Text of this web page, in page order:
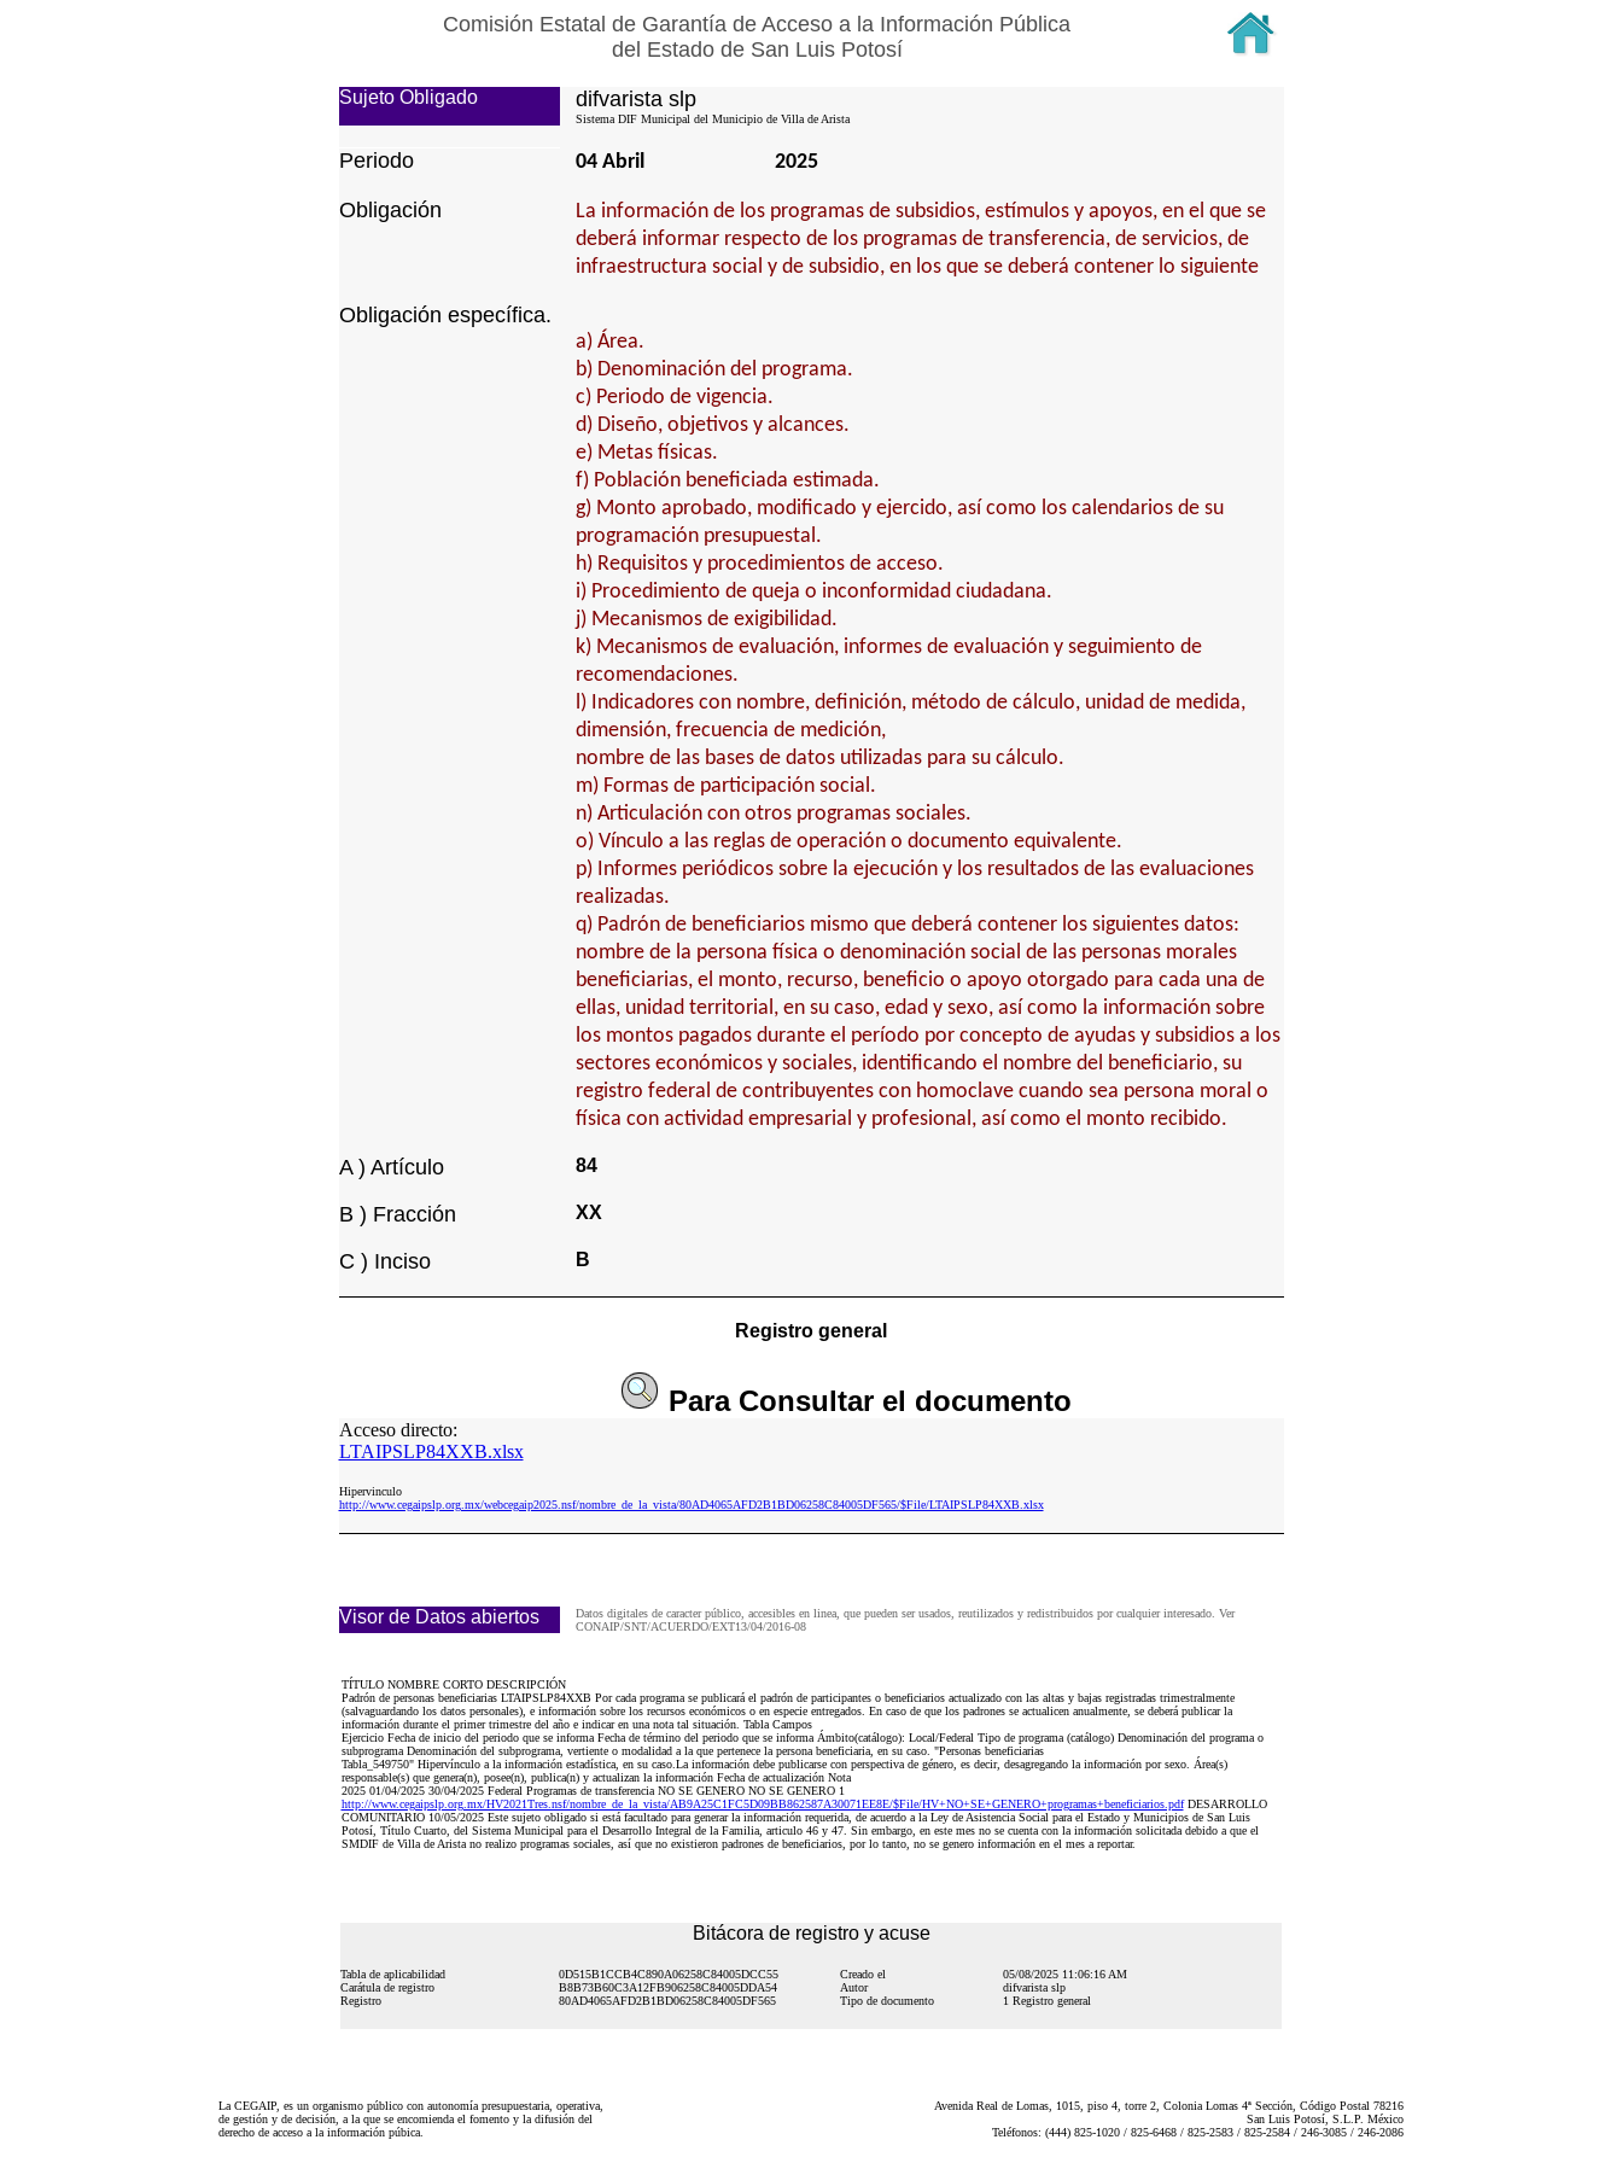
Comisión Estatal de Garantía de Acceso a la Información Pública
del Estado de San Luis Potosí
Sujeto Obligado difvarista slp
Sistema DIF Municipal del Municipio de Villa de Arista
Periodo 04 Abril 2025
Obligación
La información de los programas de subsidios, estímulos y apoyos, en el que se
deberá informar respecto de los programas de transferencia, de servicios, de
infraestructura social y de subsidio, en los que se deberá contener lo siguiente
Obligación específica.
a) Área.
b) Denominación del programa.
c) Periodo de vigencia.
d) Diseño, objetivos y alcances.
e) Metas físicas.
f) Población beneficiada estimada.
g) Monto aprobado, modificado y ejercido, así como los calendarios de su
programación presupuestal.
h) Requisitos y procedimientos de acceso.
i) Procedimiento de queja o inconformidad ciudadana.
j) Mecanismos de exigibilidad.
k) Mecanismos de evaluación, informes de evaluación y seguimiento de
recomendaciones.
l) Indicadores con nombre, definición, método de cálculo, unidad de medida,
dimensión, frecuencia de medición,
nombre de las bases de datos utilizadas para su cálculo.
m) Formas de participación social.
n) Articulación con otros programas sociales.
o) Vínculo a las reglas de operación o documento equivalente.
p) Informes periódicos sobre la ejecución y los resultados de las evaluaciones
realizadas.
q) Padrón de beneficiarios mismo que deberá contener los siguientes datos:
nombre de la persona física o denominación social de las personas morales
beneficiarias, el monto, recurso, beneficio o apoyo otorgado para cada una de
ellas, unidad territorial, en su caso, edad y sexo, así como la información sobre
los montos pagados durante el período por concepto de ayudas y subsidios a los
sectores económicos y sociales, identificando el nombre del beneficiario, su
registro federal de contribuyentes con homoclave cuando sea persona moral o
física con actividad empresarial y profesional, así como el monto recibido.
A ) Artículo 84
B ) Fracción XX
C ) Inciso B
Registro general
Para Consultarel documento
Acceso directo:
LTAIPSLP84XXB.xlsx
Hipervinculo
http://www.cegaipslp.org.mx/webcegaip2025.nsf/nombre_de_la_vista/80AD4065AFD2B1BD06258C84005DF565/$File/LTAIPSLP84XXB.xlsx
Visor de Datos abiertos
Datos digitales de caracter público, accesibles en linea, que pueden ser usados, reutilizados y redistribuidos por cualquier interesado. Ver
CONAIP/SNT/ACUERDO/EXT13/04/2016-08
TÍTULO NOMBRE CORTO DESCRIPCIÓN
Padrón de personas beneficiarias LTAIPSLP84XXB Por cada programa se publicará el padrón de participantes o beneficiarios actualizado con las altas y bajas registradas trimestralmente
(salvaguardando los datos personales), e información sobre los recursos económicos o en especie entregados. En caso de que los padrones se actualicen anualmente, se deberá publicar la
información durante el primer trimestre del año e indicar en una nota tal situación. Tabla Campos
Ejercicio Fecha de inicio del periodo que se informa Fecha de término del periodo que se informa Ámbito(catálogo): Local/Federal Tipo de programa (catálogo) Denominación del programa o
subprograma Denominación del subprograma, vertiente o modalidad a la que pertenece la persona beneficiaria, en su caso. "Personas beneficiarias
Tabla_549750" Hipervínculo a la información estadística, en su caso.La información debe publicarse con perspectiva de género, es decir, desagregando la información por sexo. Área(s)
responsable(s) que genera(n), posee(n), publica(n) y actualizan la información Fecha de actualización Nota
2025 01/04/2025 30/04/2025 Federal Programas de transferencia NO SE GENERO NO SE GENERO 1
http://www.cegaipslp.org.mx/HV2021Tres.nsf/nombre_de_la_vista/AB9A25C1FC5D09BB862587A30071EE8E/$File/HV+NO+SE+GENERO+programas+beneficiarios.pdfDESARROLLO
COMUNITARIO 10/05/2025 Este sujeto obligado si está facultado para generar la información requerida, de acuerdo a la Ley de Asistencia Social para el Estado y Municipios de San Luis
Potosí, Título Cuarto, del Sistema Municipal para el Desarrollo Integral de la Familia, articulo 46 y 47. Sin embargo, en este mes no se cuenta con la información solicitada debido a que el
SMDIF de Villa de Arista no realizo programas sociales, así que no existieron padrones de beneficiarios, por lo tanto, no se genero información en el mes a reportar.
Bitácora de registro y acuse
Tabla de aplicabilidad 0D515B1CCB4C890A06258C84005DCC55 Creado el
05/08/2025 11:06:16 AM
Carátula de registro
B8B73B60C3A12FB906258C84005DDA54 Autor
difvarista slp
Registro
80AD4065AFD2B1BD06258C84005DF565 Tipo de documento 1 Registro general
La CEGAIP, es un organismo público con autonomía presupuestaria, operativa,
de gestión y de decisión, a la que se encomienda el fomento y la difusión del
derecho de acceso a la información púbica.
Avenida Real de Lomas, 1015, piso 4, torre 2, Colonia Lomas 4ª Sección, Código Postal 78216
San Luis Potosí, S.L.P. México
Teléfonos: (444) 825-1020 / 825-6468 / 825-2583 / 825-2584 / 246-3085 / 246-2086